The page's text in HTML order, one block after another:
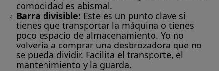
comodidad es abismal.
Barra divisible: Este es un punto clave si
tienes que transportar la máquina o tienes
poco espacio de almacenamiento. Yo no
volvería a comprar una desbrozadora que no
se pueda dividir. Facilita el transporte, el
mantenimiento y la guarda.